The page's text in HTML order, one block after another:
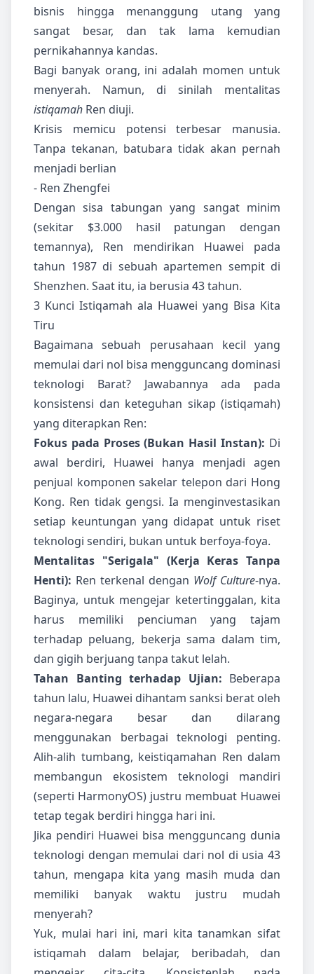
bisnis hingga menanggung utang yang
sangat besar, dan tak lama kemudian
pernikahannya kandas.
Bagi banyak orang, ini adalah momen untuk
menyerah. Namun, di sinilah mentalitas
istiqamah Ren diuji.
Krisis memicu potensi terbesar manusia.
Tanpa tekanan, batubara tidak akan pernah
menjadi berlian
- Ren Zhengfei
Dengan sisa tabungan yang sangat minim
(sekitar $3.000 hasil patungan dengan
temannya), Ren mendirikan Huawei pada
tahun 1987 di sebuah apartemen sempit di
Shenzhen. Saat itu, ia berusia 43 tahun.
3 Kunci Istiqamah ala Huawei yang Bisa Kita
Tiru
Bagaimana sebuah perusahaan kecil yang
memulai dari nol bisa mengguncang dominasi
teknologi Barat? Jawabannya ada pada
konsistensi dan keteguhan sikap (istiqamah)
yang diterapkan Ren:
Fokus pada Proses (Bukan Hasil Instan): Di
awal berdiri, Huawei hanya menjadi agen
penjual komponen sakelar telepon dari Hong
Kong. Ren tidak gengsi. Ia menginvestasikan
setiap keuntungan yang didapat untuk riset
teknologi sendiri, bukan untuk berfoya-foya.
Mentalitas "Serigala" (Kerja Keras Tanpa
Henti): Ren terkenal dengan Wolf Culture-nya.
Baginya, untuk mengejar ketertinggalan, kita
harus memiliki penciuman yang tajam
terhadap peluang, bekerja sama dalam tim,
dan gigih berjuang tanpa takut lelah.
Tahan Banting terhadap Ujian: Beberapa
tahun lalu, Huawei dihantam sanksi berat oleh
negara-negara besar dan dilarang
menggunakan berbagai teknologi penting.
Alih-alih tumbang, keistiqamahan Ren dalam
membangun ekosistem teknologi mandiri
(seperti HarmonyOS) justru membuat Huawei
tetap tegak berdiri hingga hari ini.
Jika pendiri Huawei bisa mengguncang dunia
teknologi dengan memulai dari nol di usia 43
tahun, mengapa kita yang masih muda dan
memiliki banyak waktu justru mudah
menyerah?
Yuk, mulai hari ini, mari kita tanamkan sifat
istiqamah dalam belajar, beribadah, dan